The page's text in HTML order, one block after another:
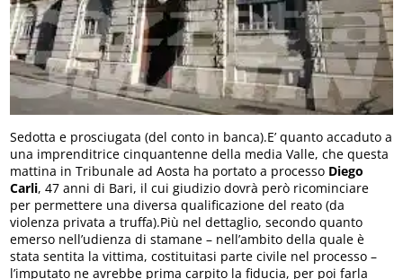
Sedotta e prosciugata (del conto in banca).E’ quanto accaduto a
una imprenditrice cinquantenne della media Valle, che questa
mattina in Tribunale ad Aosta ha portato a processo Diego
Carli, 47 anni di Bari, il cui giudizio dovrà però ricominciare
per permettere una diversa qualificazione del reato (da
violenza privata a truffa).Più nel dettaglio, secondo quanto
emerso nell’udienza di stamane – nell’ambito della quale è
stata sentita la vittima, costituitasi parte civile nel processo –
l’imputato ne avrebbe prima carpito la fiducia, per poi farla